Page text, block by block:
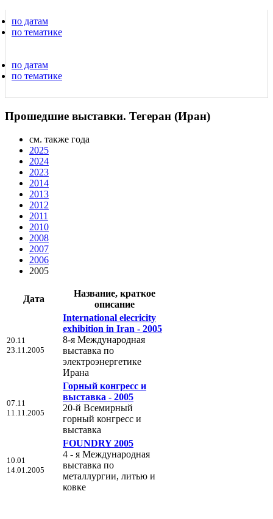
по датам
по тематике
по датам
по тематике
Прошедшие выставки. Тегеран (Иран)
см. также года
2025
2024
2023
2014
2013
2012
2011
2010
2008
2007
2006
2005
Дата
Название, краткое
описание
20.11
23.11.2005
International elecricity
exhibition in Iran - 2005
8-я Международная
выставка по
электроэнергетике
Ирана
07.11
11.11.2005
Горный конгресс и
выставка - 2005
20-й Всемирный
горный конгресс и
выставка
10.01
14.01.2005
FOUNDRY 2005
4 - я Международная
выставка по
металлургии, литью и
ковке